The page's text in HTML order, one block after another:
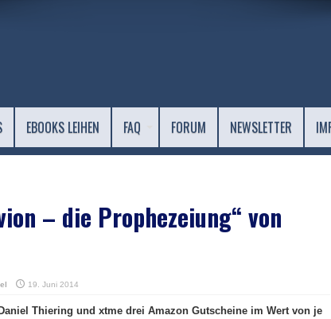
EBOOKS LEIHEN FAQ FORUM NEWSLETTER
– die Prophezeiung“ von
19. Juni 2014
Thiering und xtme drei Amazon Gutscheine im Wert von je